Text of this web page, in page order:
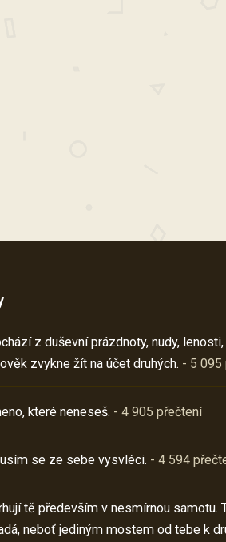
z duševní prázdnoty, nudy,
zvykne žít na účet druhých. - 5 095
které neneseš. - 4 905 přečtení
se ze sebe vysvléci. - 4 594
tě především v nesmírnou samotu.
neboť jediným mostem od tebe k